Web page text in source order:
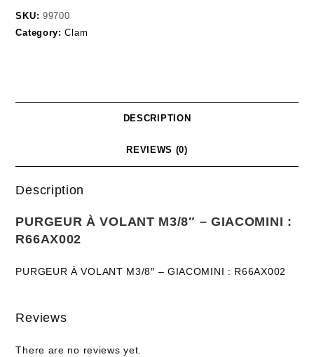
SKU: 99700
Category:Clam
DESCRIPTION
REVIEWS (0)
Description
PURGEUR À VOLANT M3/8″ – GIACOMINI :
R66AX002
PURGEUR À VOLANT M3/8″ – GIACOMINI : R66AX002
Reviews
There are no reviews yet.